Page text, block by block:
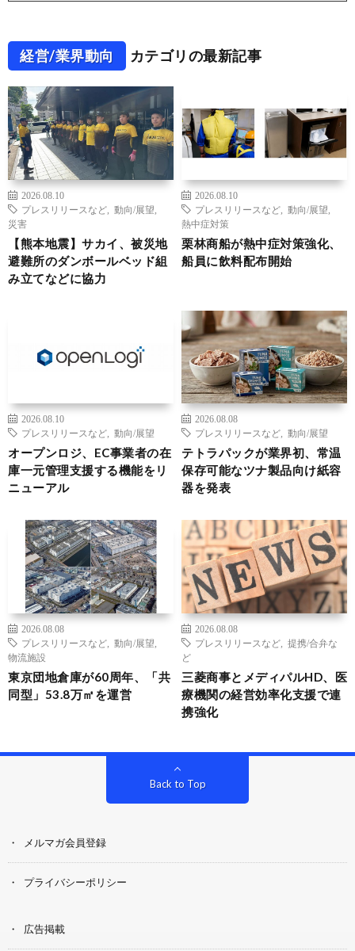
経営/業界動向 カテゴリの最新記事
2026.08.10
プレスリリースなど
動向/展望
災害
【熊本地震】サカイ、被災地
避難所のダンボールベッド組
み立てなどに協力
2026.08.10
プレスリリースなど
動向/展望
熱中症対策
栗林商船が熱中症対策強化、
船員に飲料配布開始
2026.08.10
プレスリリースなど
動向/展望
オープンロジ、EC事業者の在
庫一元管理支援する機能をリ
ニューアル
2026.08.08
プレスリリースなど
動向/展望
テトラパックが業界初、常温
保存可能なツナ製品向け紙容
器を発表
2026.08.08
プレスリリースなど
動向/展望
物流施設
東京団地倉庫が60周年、「共
同型」53.8万㎡を運営
2026.08.08
プレスリリースなど
提携/合弁な
ど
三菱商事とメディパルHD、医
療機関の経営効率化支援で連
携強化
Back to Top
メルマガ会員登録
プライバシーポリシー
広告掲載